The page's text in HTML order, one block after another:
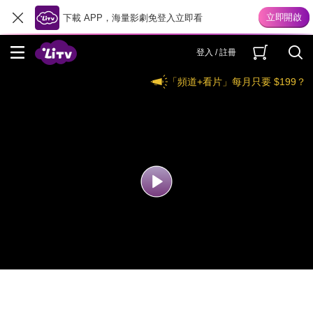
下載 APP，海量影劇免登入立即看
登入 / 註冊
「頻道+看片」每月只要 $199？